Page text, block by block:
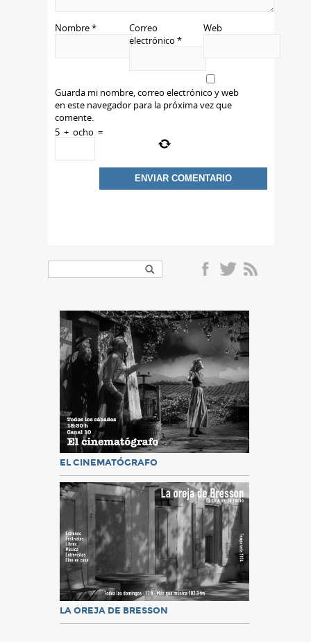
Nombre*
Correo
electrónico*
Web
Guarda mi nombre, correo electrónico y web
en este navegador para la próxima vez que
comente.
5 + ocho =
EL CINEMATÓGRAFO
LA OREJA DE BRESSON